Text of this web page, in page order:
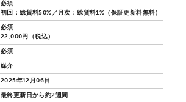
必須
初回：総賃料50%／月次：総賃料1%（保証更新料無料）
必須
22,000円（税込）
必須
媒介
2025年12月06日
最終更新日から約2週間